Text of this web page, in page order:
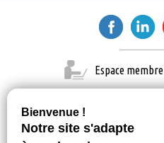
Espace membre